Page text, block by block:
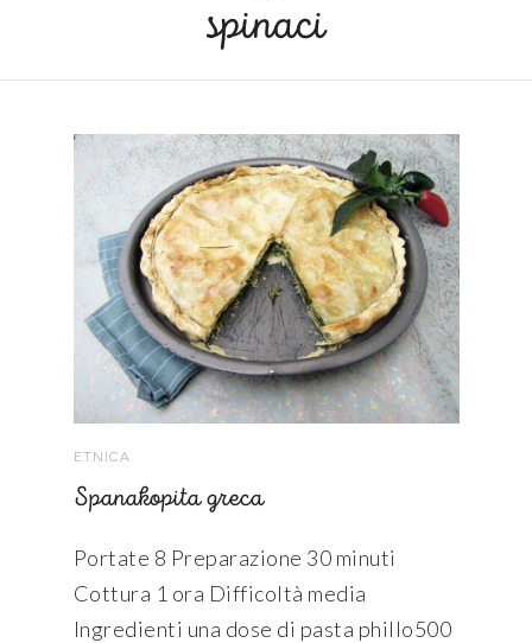
spinaci
ETNICA
Spanakopita greca
Portate 8 Preparazione 30 minuti
Cottura 1 ora Difficoltà media
Ingredienti una dose di pasta phillo500